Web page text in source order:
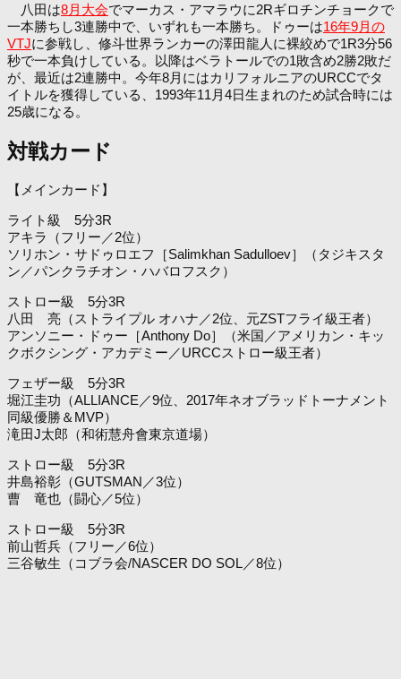
八田は8月大会でマーカス・アマラウに2Rギロチンチョークで
一本勝ちし3連勝中で、いずれも一本勝ち。ドゥーは16年9月の
VTJに参戦し、修斗世界ランカーの澤田龍人に裸絞めで1R3分56
秒で一本負けしている。以降はベラトールでの1敗含め2勝2敗だ
が、最近は2連勝中。今年8月にはカリフォルニアのURCCでタ
イトルを獲得している、1993年11月4日生まれのため試合時には
25歳になる。
対戦カード
【メインカード】
ライト級 5分3R
アキラ（フリー／2位）
ソリホン・サドゥロエフ［Salimkhan Sadulloev］（タジキスタ
ン／パンクラチオン・ハバロフスク）
ストロー級 5分3R
八田 亮（ストライプル オハナ／2位、元ZSTフライ級王者）
アンソニー・ドゥー［Anthony Do］（米国／アメリカン・キッ
クボクシング・アカデミー／URCCストロー級王者）
フェザー級 5分3R
堀江圭功（ALLIANCE／9位、2017年ネオブラッドトーナメント
同級優勝＆MVP）
滝田J太郎（和術慧舟會東京道場）
ストロー級 5分3R
井島裕彰（GUTSMAN／3位）
曹 竜也（闘心／5位）
ストロー級 5分3R
前山哲兵（フリー／6位）
三谷敏生（コブラ会/NASCER DO SOL／8位）